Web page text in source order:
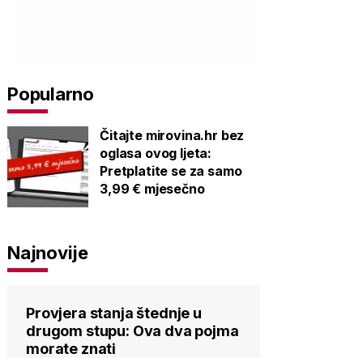
Popularno
Čitajte mirovina.hr bez
oglasa ovog ljeta:
Pretplatite se za samo
3,99 € mjesečno
Najnovije
Provjera stanja štednje u
drugom stupu: Ova dva pojma
morate znati